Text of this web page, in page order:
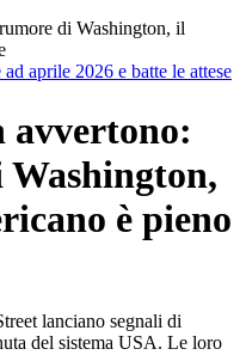
di Washington, il
aprile 2026 e batte le attese
avvertono:
è pieno
lanciano segnali di
del sistema USA. Le loro